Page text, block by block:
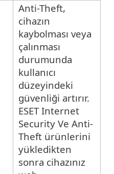
Anti-Theft,
cihazın
kaybolması veya
çalınması
durumunda
kullanıcı
düzeyindeki
güvenliği artırır.
ESET Internet
Security Ve Anti-
Theft ürünlerini
yükledikten
sonra cihazınız